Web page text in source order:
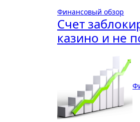
Финансовый обзор
Счет
казино и не